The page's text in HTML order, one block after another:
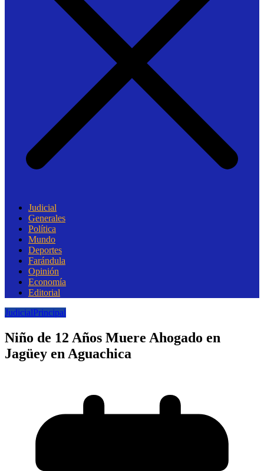
Judicial
Generales
Política
Mundo
Deportes
Farándula
Opinión
Economía
Editorial
JudicialPrincipal
Niño de 12 Años Muere Ahogado en
Jagüey en Aguachica